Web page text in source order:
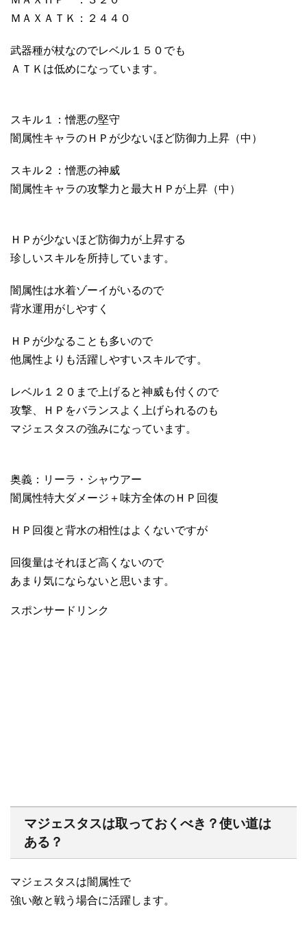
ＭＡＸＡＴＫ：２４４０
武器種が杖なのでレベル１５０でも
ＡＴＫは低めになっています。
スキル１：憎悪の堅守
闇属性キャラのＨＰが少ないほど防御力上昇（中）
スキル２：憎悪の神威
闇属性キャラの攻撃力と最大ＨＰが上昇（中）
ＨＰが少ないほど防御力が上昇する
珍しいスキルを所持しています。
闇属性は水着ゾーイがいるので
背水運用がしやすく
ＨＰが少なることも多いので
他属性よりも活躍しやすいスキルです。
レベル１２０まで上げると神威も付くので
攻撃、ＨＰをバランスよく上げられるのも
マジェスタスの強みになっています。
奥義：リーラ・シャウアー
闇属性特大ダメージ＋味方全体のＨＰ回復
ＨＰ回復と背水の相性はよくないですが
回復量はそれほど高くないので
あまり気にならないと思います。
スポンサードリンク
マジェスタスは取っておくべき？使い道は
ある？
マジェスタスは闇属性で
強い敵と戦う場合に活躍します。